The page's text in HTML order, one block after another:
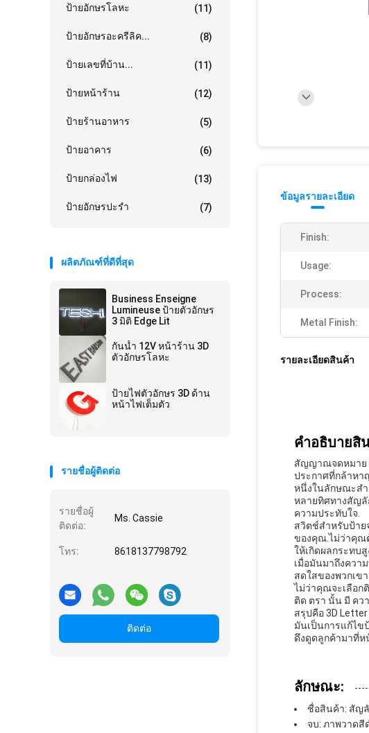
ป้ายอักษรโลหะ (11)
ป้ายอักษรอะครีลิค... (8)
ป้ายเลขที่บ้าน... (11)
ป้ายหน้าร้าน (12)
ป้ายร้านอาหาร (5)
ป้ายอาคาร (6)
ป้ายกล่องไฟ (13)
ป้ายอักษรปะรำ (7)
ผลิตภัณฑ์ที่ดีที่สุด
Business Enseigne
Lumineuse ป้ายตัวอักษร
3 มิติ Edge Lit
กันน้ำ 12V หน้าร้าน 3D
ตัวอักษรโลหะ
ป้ายไฟตัวอักษร 3D ด้าน
หน้าไฟเต็มตัว
รายชื่อผู้ติดต่อ
รายชื่อผู้
ติดต่อ:
Ms. Cassie
โทร: 8618137798792
ติดต่อ
ข้อมูลรายละเอียด
Finish:
Usage:
Process:
Metal Finish:
รายละเอียดสินค้า
คําอธิบายสิ
สัญญาณจดหมาย
ประกาศที่กล้าหา
หนึ่งในลักษณะสํา
หลายทิศทางสัญลั
ความประทับใจ.
สวิตช์สําหรับป้าย
ของคุณ.ไม่ว่าคุณ
ให้เกิดผลกระทบ
เมื่อมันมาถึงควา
สดใสของพวกเข
ไม่ว่าคุณจะเลือก
ติด ตรา นั้น มี คว
สรุปคือ 3D
มันเป็นการแก้ไข
ดึงดูดลูกค้ามาที่ห
ลักษณะ:
ชื่อสินค้า: สัญ
จบ: ภาพวาดสี